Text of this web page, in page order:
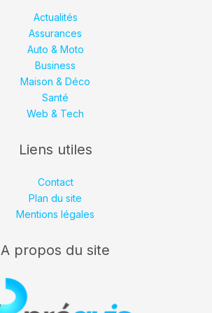
Actualités
Assurances
Auto & Moto
Business
Maison & Déco
Santé
Web & Tech
Liens utiles
Contact
Plan du site
Mentions légales
A propos du site